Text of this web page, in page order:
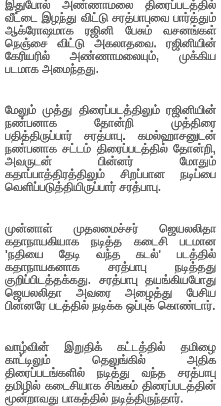
இதுபோல் அண்ணாமலை திரைப்படத்தில்
வீட்டை இழந்து விட்டு சரத்பாபுவை பார்த்தும்
ஆக்ரோஷமாக ரஜினி பேசும் வசனங்கள்
நெஞ்சை விட்டு அகலாதவை. ரஜினியின்
கேரியரில் அண்ணாமலையும், முக்கிய
படமாக அமைந்தது.
மேலும் முத்து திரைப்படத்திலும் ரஜினியின்
நண்பனாக தோன்றி முத்திரை
பதித்திருப்பார் சரத்பாபு. கமல்ஹாசனுடன்
நண்பனாக சட்டம் திரைப்படத்தில் தோன்றி,
அவருடன் பின்னர் மோதும்
கதாப்பாத்திரத்திலும் சிறப்பான நடிப்பை
வெளிப்படுத்தியிருப்பார் சரத்பாபு.
முன்னாள் முதலமைச்சர் ஜெயலலிதா
கதாநாயகியாக நடித்த கடைசி படமான
'நதியை தேடி வந்த கடல்' படத்தில்
கதாநாயகனாக சரத்பாபு நடித்தது
குறிப்பிடத்தக்கது. சரத்பாபு தயங்கியபோது
ஜெயலலிதா அவரை அழைத்து பேசிய
பின்னரே படத்தில் நடிக்க ஒப்புக் கொண்டார்.
வாழ்வின் இறுதிக் கட்டத்தில் தமிழை
காட்டிலும் தெலுங்கில் அதிக
திரைப்படங்களில் நடித்து வந்த சரத்பாபு
தமிழில் கடைசியாக சிங்கம் திரைப்படத்தின்
மூன்றாவது பாகத்தில் நடித்திருந்தார்.